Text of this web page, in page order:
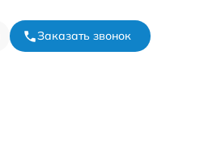
Заказать звонок